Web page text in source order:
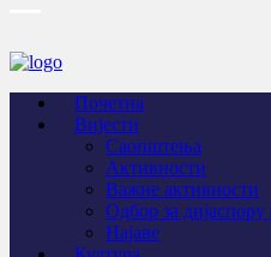
Почетна
Вијести
Саопштења
Активности
Важне активности
Одбор за
Најаве